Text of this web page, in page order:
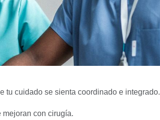
tu cuidado se sienta coordinado e integrado.
mejoran con cirugía.